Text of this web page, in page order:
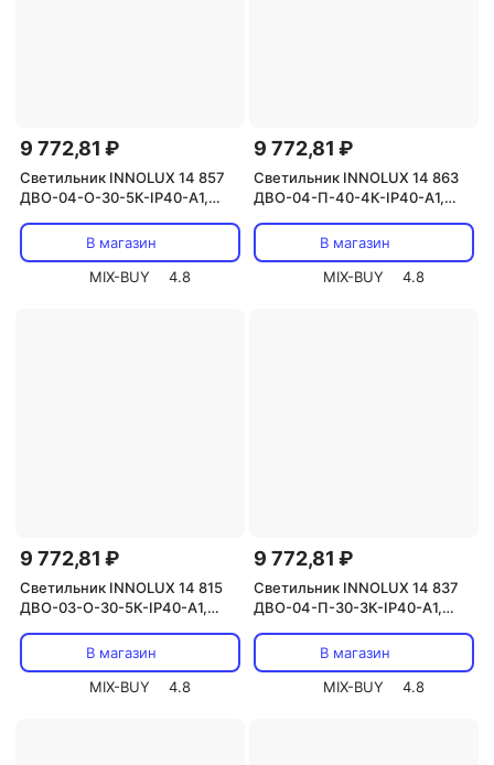
9 772,81 ₽
Светильник INNOLUX 14 857
ДВО-04-О-30-5К-IP40-А1,
В магазин
MIX-BUY
4.8
9 772,81 ₽
Светильник INNOLUX 14 863
ДВО-04-П-40-4К-IP40-А1,
В магазин
MIX-BUY
4.8
9 772,81 ₽
Светильник INNOLUX 14 815
ДВО-03-О-30-5К-IP40-А1,
В магазин
MIX-BUY
4.8
9 772,81 ₽
Светильник INNOLUX 14 837
ДВО-04-П-30-3К-IP40-А1,
В магазин
MIX-BUY
4.8